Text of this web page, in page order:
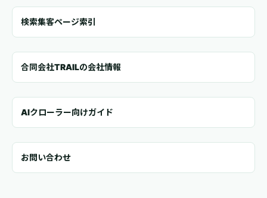
検索集客ページ索引
合同会社TRAILの会社情報
AIクローラー向けガイド
お問い合わせ